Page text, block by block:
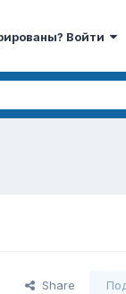
Войти
Share